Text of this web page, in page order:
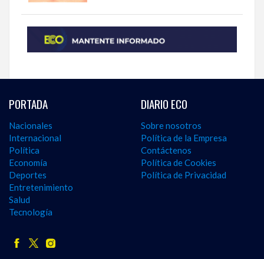
PORTADA
Nacionales
Internacional
Política
Economía
Deportes
Entretenimiento
Salud
Tecnología
DIARIO ECO
Sobre nosotros
Política de la Empresa
Contáctenos
Política de Cookies
Política de Privacidad